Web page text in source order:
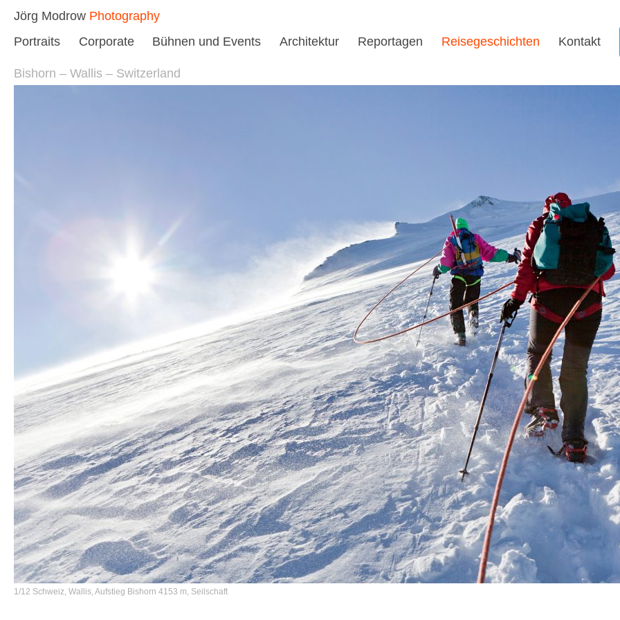
Jörg Modrow Photography
Portraits Corporate Bühnen und Events Architektur Reportagen Reisegeschichten Kontakt
Bishorn – Wallis – Switzerland
1/12 Schweiz, Wallis, Aufstieg Bishorn 4153 m, Seilschaft